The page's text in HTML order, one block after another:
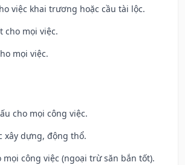
việc khai trương hoặc cầu tài lộc.
cho mọi việc.
mọi việc.
cho mọi công việc.
xây dựng, động thổ.
mọi công việc (ngoại trừ săn bắn tốt).